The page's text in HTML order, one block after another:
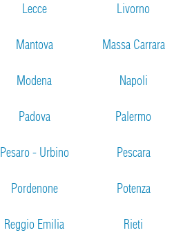
Lecce Livorno
Mantova Massa Carrara
Modena Napoli
Padova Palermo
Pesaro - Urbino Pescara
Pordenone Potenza
Reggio Emilia Rieti